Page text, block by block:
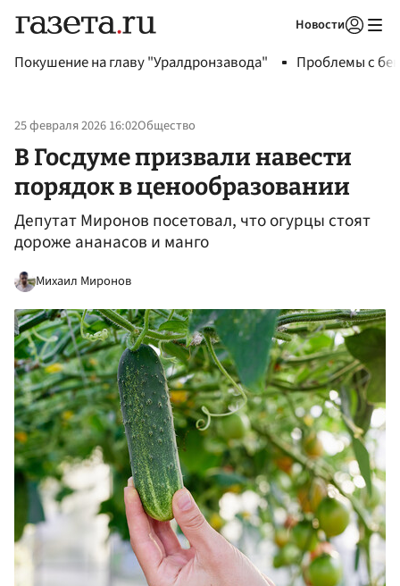
Новости
Покушение на главу "Уралдронзавода" Проблемы с
25 февраля 2026 16:02Общество
В Госдуме призвали навести
порядок в ценообразовании
Депутат Миронов посетовал, что огурцы стоят
дороже ананасов и манго
Михаил Миронов